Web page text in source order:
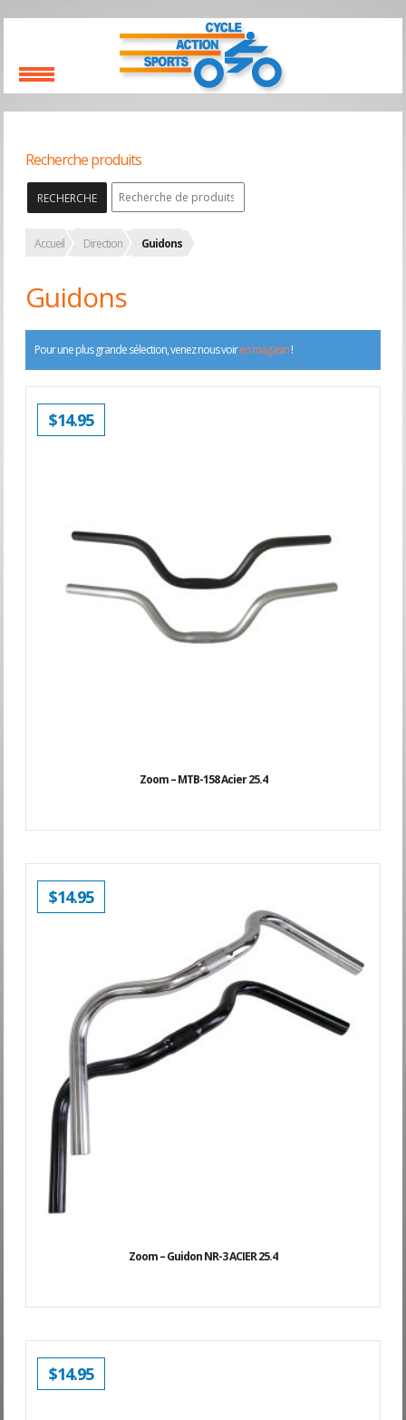
Recherche produits
RECHERCHE
Accueil Direction Guidons
Guidons
Pour une plus grande sélection, venez nous voiren magasin!
Zoom – MTB-158 Acier 25.4
$14.95
Zoom – Guidon NR-3 ACIER 25.4
$14.95
$14.95